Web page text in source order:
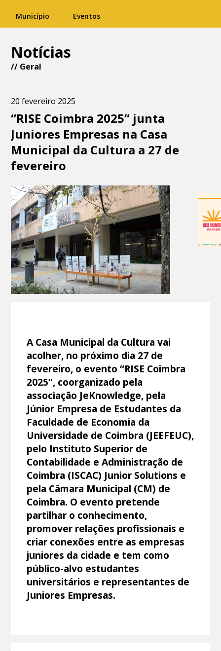
Município Eventos
Notícias
// Geral
20 fevereiro 2025
“RISE Coimbra 2025” junta
Juniores Empresas na Casa
Municipal da Cultura a 27 de
fevereiro
A Casa Municipal da Cultura vai
acolher, no próximo dia 27 de
fevereiro, o evento “RISE Coimbra
2025”, coorganizado pela
associação JeKnowledge, pela
Júnior Empresa de Estudantes da
Faculdade de Economia da
Universidade de Coimbra (JEEFEUC),
pelo Instituto Superior de
Contabilidade e Administração de
Coimbra (ISCAC) Junior Solutions e
pela Câmara Municipal (CM) de
Coimbra. O evento pretende
partilhar o conhecimento,
promover relações profissionais e
criar conexões entre as empresas
juniores da cidade e tem como
público-alvo estudantes
universitários e representantes de
Juniores Empresas.